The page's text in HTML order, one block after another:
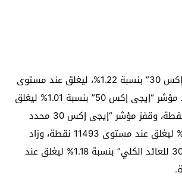
ارتفع مؤشر “إيجى إكس 30” بنسبة 1.22%، ليغلق عند مستوى
9350 نقطة، وصعد مؤشر “إيجى إكس 50” بنسبة 1.01% ليغلق
عند مستوى 1710 نقطة، وقفز مؤشر “إيجى إكس 30 محدد
الأوزان” بنسبة 1.15% ليغلق عند مستوى 11493 نقطة، وزاد
مؤشر “إيجى إكس 30 للعائد الكلي” بنسبة 1.18% ليغلق عند